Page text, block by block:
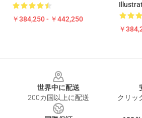
￥384,250 - ￥442,250
￥
世界中に配送
200カ国以上に配送
クリッ